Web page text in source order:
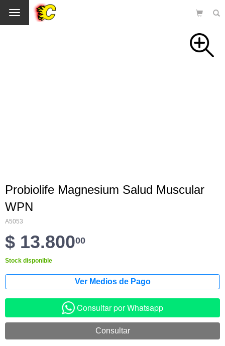
Cambio
Probiolife Magnesium Salud Muscular
WPN
A5053
$ 13.80000
Stock disponible
Consultar por Whatsapp